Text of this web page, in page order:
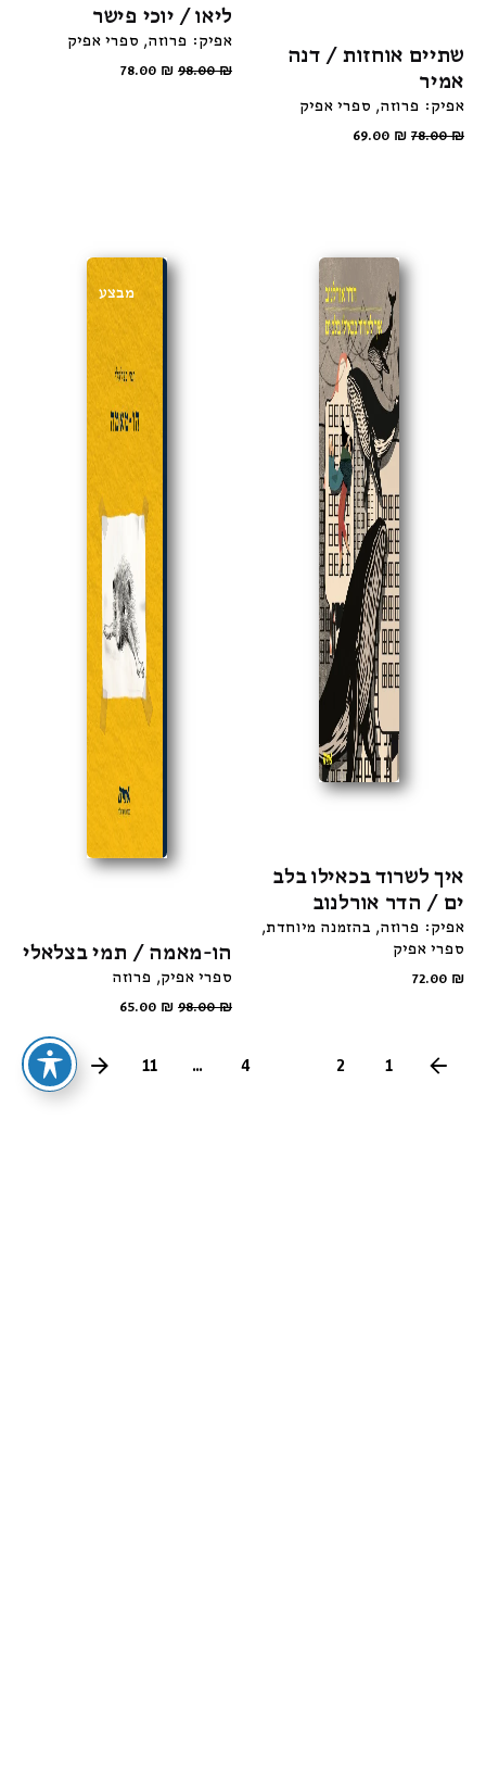
שתיים אוחזות / דנה
אמיר
אפיק: פרוזה ספרי אפיק
78.00₪
69.00 ₪
ליאו / יוכי פישר
אפיק: פרוזה ספרי אפיק
98.00₪
78.00 ₪
איך לשרוד בכאילו בלב
ים / הדר אורלנוב
אפיק: פרוזה בהזמנה מיוחדת
ספרי אפיק
72.00 ₪
מבצע
הו-מאמה / תמי בצלאלי
ספרי אפיק פרוזה
98.00₪
65.00 ₪
1
2
4
...
11